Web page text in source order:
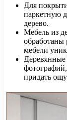
Для
паркетную
дерево.
Мебель из
обработаны
мебели
Деревянные
придать